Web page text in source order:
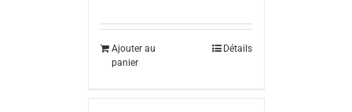
Ajouter au
panier
Détails